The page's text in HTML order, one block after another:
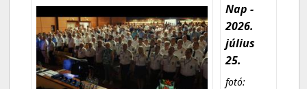
Nap -
2026.
július
25.
fotó: